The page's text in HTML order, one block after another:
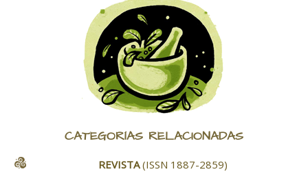
CATEGORÍAS RELACIONADAS
REVISTA(ISSN 1887-2859)